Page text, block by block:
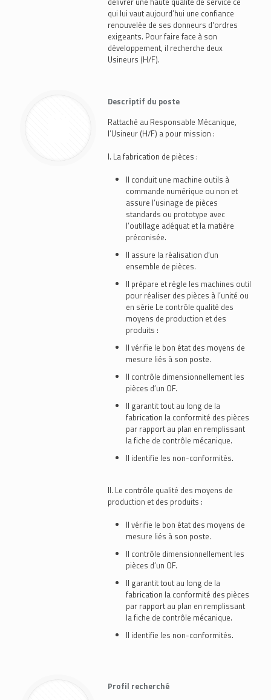
qui lui vaut aujourd’hui une confiance
renouvelée de ses donneurs d'ordres
exigeants. Pour faire face à son
développement, il recherche deux
Usineurs (H/F).
Descriptif du poste
Rattaché au Responsable Mécanique,
l’Usineur (H/F) a pour mission :
I. La fabrication de pièces :
Il conduit une machine outils à
commande numérique ou non et
assure l’usinage de pièces
standards ou prototype avec
l’outillage adéquat et la matière
préconisée.
Il assure la réalisation d’un
ensemble de pièces.
Il prépare et règle les machines outil
pour réaliser des pièces à l’unité ou
en série Le contrôle qualité des
moyens de production et des
produits :
Il vérifie le bon état des moyens de
mesure liés à son poste.
Il contrôle dimensionnellement les
pièces d’un OF.
Il garantit tout au long de la
fabrication la conformité des pièces
par rapport au plan en remplissant
la fiche de contrôle mécanique.
Il identifie les non-conformités.
II. Le contrôle qualité des moyens de
production et des produits :
Il vérifie le bon état des moyens de
mesure liés à son poste.
Il contrôle dimensionnellement les
pièces d’un OF.
Il garantit tout au long de la
fabrication la conformité des pièces
par rapport au plan en remplissant
la fiche de contrôle mécanique.
Il identifie les non-conformités.
Profil recherché